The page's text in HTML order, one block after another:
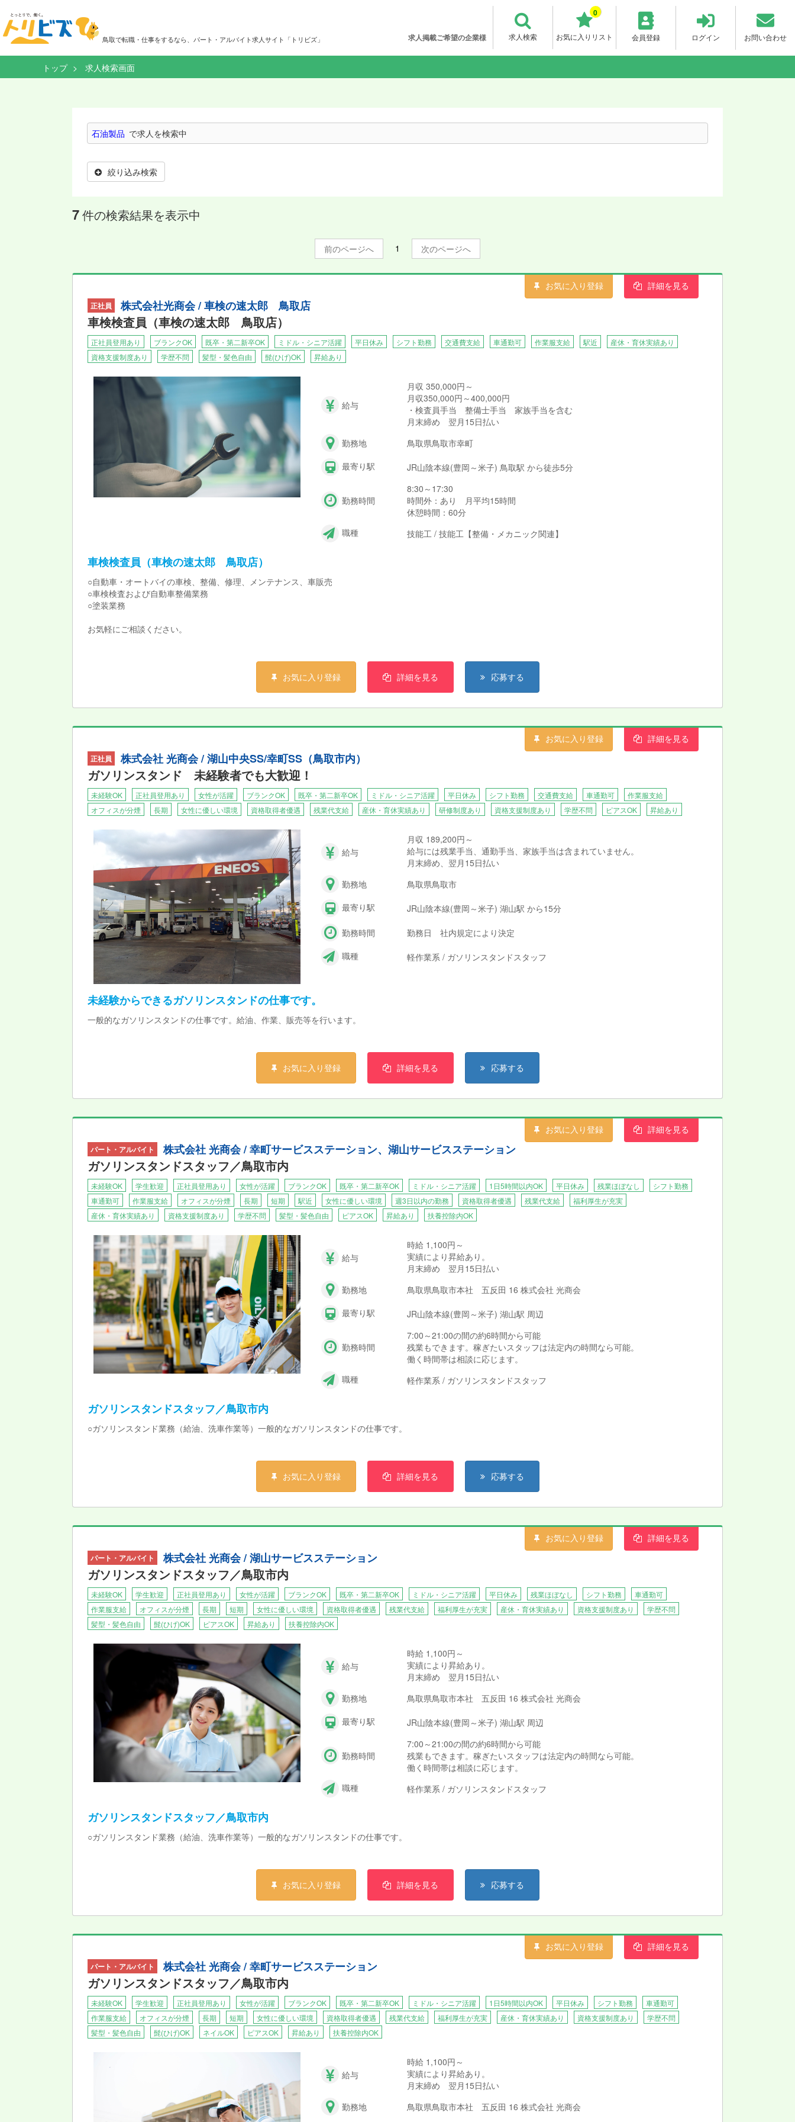
鳥取で転職・仕事をするなら、パート・アルバイト求人サイト「トリビズ」 求人掲載ご希望の企業様 求人検索 お気に入りリスト
0
会員登録 ログイン お問い合わせ
トップ 求人検索画面
石油製品 で求人を検索中
絞り込み検索
7件の検索結果を表示中
前 1 次
お気に入り登録 詳細を見る
正社員 株式会社光商会 / 車検の速太郎 鳥取店
車検検査員（車検の速太郎 鳥取店）
正社員登用あり ブランクOK 既卒・第二新卒OK ミドル・シニア活躍 平日休み シフト勤務 交通費支給 車通勤可 作業服支給 駅近
産休・育休実績あり
資格支援制度あり
学歴不問 髪型・髪色自由 髭(ひげ)OK 昇給あり
給与
月収 350,000円～
月収350,000円～400,000円
・検査員手当 整備士手当 家族手当を含む
月末締め 翌月15日払い
勤務地
鳥取県鳥取市幸町
最寄り駅
JR山陰本線(豊岡～米子) 鳥取駅 から徒歩5分
勤務時間
8:30～17:30
時間外：あり 月平均15時間
休憩時間：60分
職種
技能工 / 技能工【整備・メカニック関連】
車検検査員（車検の速太郎 鳥取店）
○自動車・オートバイの車検、整備、修理、メンテナンス、車販売
○車検検査および自動車整備業務
○塗装業務
お気軽にご相談ください。
お気に入り登録 詳細を見る 応募する
お気に入り登録 詳細を見る
正社員 株式会社 光商会 / 湖山中央SS/幸町SS（鳥取市内）
ガソリンスタンド 未経験者でも大歓迎！
未経験OK 正社員登用あり 女性が活躍 ブランクOK 既卒・第二新卒OK ミドル・シニア活躍 平日休み シフト勤務 交通費支給 車通勤可
作業服支給
オフィスが分煙
長期 女性に優しい環境 資格取得者優遇 残業代支給 産休・育休実績あり 研修制度あり 資格支援制度あり 学歴不問 ピアスOK 昇給あり
給与
月収 189,200円～
給与には残業手当、通勤手当、家族手当は含まれていません。
月末締め、翌月15日払い
勤務地
鳥取県鳥取市
最寄り駅
JR山陰本線(豊岡～米子) 湖山駅 から15分
勤務時間
勤務日 社内規定により決定
職種
軽作業系 / ガソリンスタンドスタッフ
未経験からできるガソリンスタンドの仕事です。
一般的なガソリンスタンドの仕事です。給油、作業、販売等を行います。
お気に入り登録 詳細を見る 応募する
お気に入り登録 詳細を見る
パート・アルバイト 株式会社 光商会 / 幸町サービスステーション、湖山サービスステーション
ガソリンスタンドスタッフ／鳥取市内
未経験OK 学生歓迎 正社員登用あり 女性が活躍 ブランクOK 既卒・第二新卒OK ミドル・シニア活躍 1日5時間以内OK 平日休み 残業ほぼなし
シフト勤務
車通勤可
作業服支給 オフィスが分煙 長期 短期 駅近 女性に優しい環境 週3日以内の勤務 資格取得者優遇 残業代支給
福利厚生が充実
産休・育休実績あり
資格支援制度あり 学歴不問 髪型・髪色自由 ピアスOK 昇給あり 扶養控除内OK
給与
時給 1,100円～
実績により昇給あり。
月末締め 翌月15日払い
勤務地
鳥取県鳥取市本社 五反田 16 株式会社 光商会
最寄り駅
JR山陰本線(豊岡～米子) 湖山駅 周辺
勤務時間
7:00～21:00の間の約6時間から可能
残業もできます。稼ぎたいスタッフは法定内の時間なら可能。
働く時間帯は相談に応じます。
職種
軽作業系 / ガソリンスタンドスタッフ
ガソリンスタンドスタッフ／鳥取市内
○ガソリンスタンド業務（給油、洗車作業等）一般的なガソリンスタンドの仕事です。
お気に入り登録 詳細を見る 応募する
お気に入り登録 詳細を見る
パート・アルバイト 株式会社 光商会 / 湖山サービスステーション
ガソリンスタンドスタッフ／鳥取市内
未経験OK 学生歓迎 正社員登用あり 女性が活躍 ブランクOK 既卒・第二新卒OK ミドル・シニア活躍 平日休み 残業ほぼなし シフト勤務
車通勤可
作業服支給
オフィスが分煙 長期 短期 女性に優しい環境 資格取得者優遇 残業代支給 福利厚生が充実 産休・育休実績あり 資格支援制度あり
学歴不問
髪型・髪色自由
髭(ひげ)OK ピアスOK 昇給あり 扶養控除内OK
給与
時給 1,100円～
実績により昇給あり。
月末締め 翌月15日払い
勤務地
鳥取県鳥取市本社 五反田 16 株式会社 光商会
最寄り駅
JR山陰本線(豊岡～米子) 湖山駅 周辺
勤務時間
7:00～21:00の間の約6時間から可能
残業もできます。稼ぎたいスタッフは法定内の時間なら可能。
働く時間帯は相談に応じます。
職種
軽作業系 / ガソリンスタンドスタッフ
ガソリンスタンドスタッフ／鳥取市内
○ガソリンスタンド業務（給油、洗車作業等）一般的なガソリンスタンドの仕事です。
お気に入り登録 詳細を見る 応募する
お気に入り登録 詳細を見る
パート・アルバイト 株式会社 光商会 / 幸町サービスステーション
ガソリンスタンドスタッフ／鳥取市内
未経験OK 学生歓迎 正社員登用あり 女性が活躍 ブランクOK 既卒・第二新卒OK ミドル・シニア活躍 1日5時間以内OK 平日休み シフト勤務
車通勤可
作業服支給
オフィスが分煙 長期 短期 女性に優しい環境 資格取得者優遇 残業代支給 福利厚生が充実 産休・育休実績あり 資格支援制度あり
学歴不問
髪型・髪色自由
髭(ひげ)OK ネイルOK ピアスOK 昇給あり 扶養控除内OK
給与
時給 1,100円～
実績により昇給あり。
月末締め 翌月15日払い
勤務地
鳥取県鳥取市本社 五反田 16 株式会社 光商会